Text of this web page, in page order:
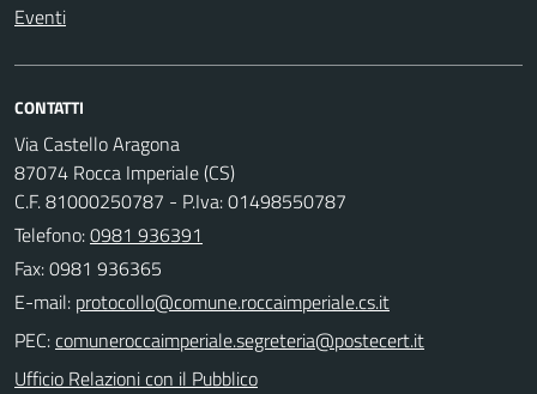
Eventi
CONTATTI
Via Castello Aragona
87074 Rocca Imperiale (CS)
C.F. 81000250787 - P.Iva: 01498550787
Telefono:0981 936391
Fax: 0981 936365
E-mail:
PEC:
Ufficio Relazioni con il Pubblico